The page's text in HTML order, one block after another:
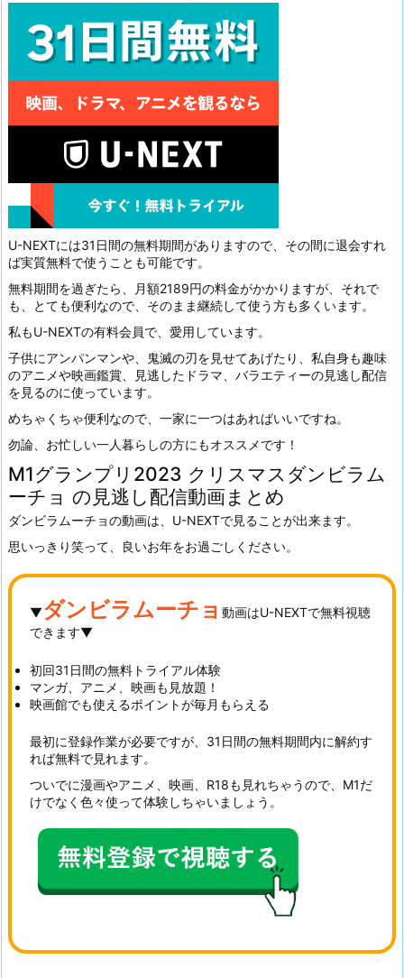
U-NEXTには31日間の無料期間がありますので、その間に退会すれ
ば実質無料で使うことも可能です。
無料期間を過ぎたら、月額2189円の料金がかかりますが、それで
も、とても便利なので、そのまま継続して使う方も多くいます。
私もU-NEXTの有料会員で、愛用しています。
子供にアンパンマンや、鬼滅の刃を見せてあげたり、私自身も趣味
のアニメや映画鑑賞、見逃したドラマ、バラエティーの見逃し配信
を見るのに使っています。
めちゃくちゃ便利なので、一家に一つはあればいいですね。
勿論、お忙しい一人暮らしの方にもオススメです！
M1グランプリ2023 クリスマスダンビラム
ーチョ の見逃し配信動画まとめ
ダンビラムーチョの動画は、U-NEXTで見ることが出来ます。
思いっきり笑って、良いお年をお過ごしください。
▼ダンビラムーチョ 動画はU-NEXTで無料視聴
できます▼
初回31日間の無料トライアル体験
マンガ、アニメ、映画も見放題！
映画館でも使えるポイントが毎月もらえる
最初に登録作業が必要ですが、31日間の無料期間内に解約す
れば無料で見れます。
ついでに漫画やアニメ、映画、R18も見れちゃうので、M1だ
けでなく色々使って体験しちゃいましょう。